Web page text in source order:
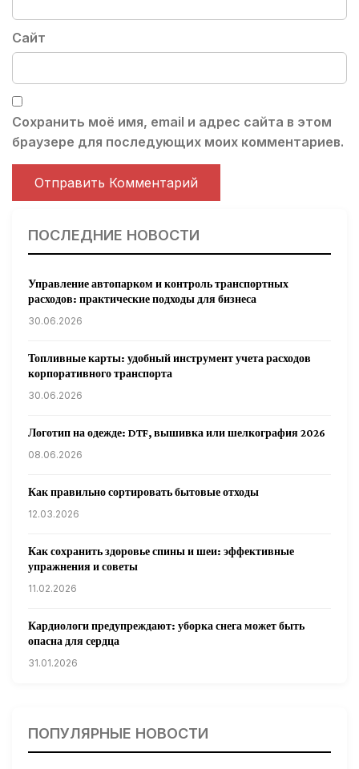
Сайт
Сохранить моё имя, email и адрес сайта в этом
браузере для последующих моих комментариев.
ПОСЛЕДНИЕ НОВОСТИ
Управление автопарком и контроль транспортных
расходов: практические подходы для бизнеса
30.06.2026
Топливные карты: удобный инструмент учета расходов
корпоративного транспорта
30.06.2026
Логотип на одежде: DTF, вышивка или шелкография 2026
08.06.2026
Как правильно сортировать бытовые отходы
12.03.2026
Как сохранить здоровье спины и шеи: эффективные
упражнения и советы
11.02.2026
Кардиологи предупреждают: уборка снега может быть
опасна для сердца
31.01.2026
31.01.2026
ПОПУЛЯРНЫЕ НОВОСТИ